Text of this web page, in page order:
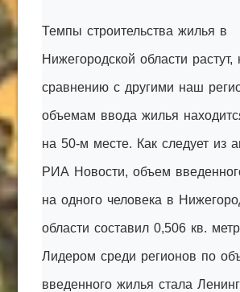
Темпы строительства жилья в
Нижегородской области растут,
сравнению с другими наш
объемам ввода жилья
на 50-м месте. Как следует из
РИА Новости, объем
на одного человека в
области составил 0,506 кв.
Лидером среди регионов по
введенного жилья стала